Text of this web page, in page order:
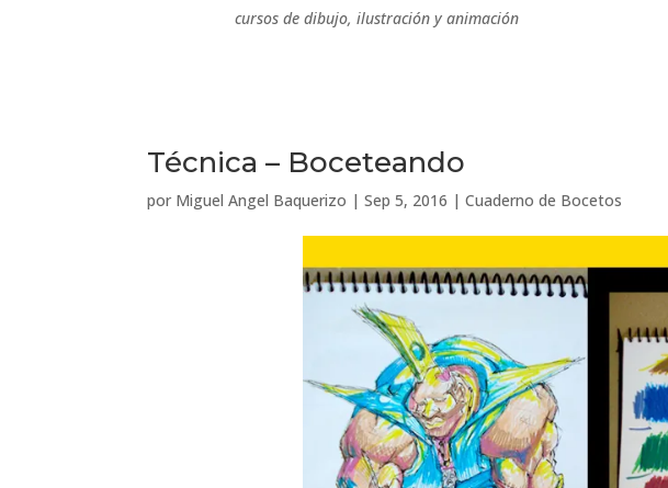
cursos de dibujo, ilustración y animación
Técnica – Boceteando
por Miguel Angel Baquerizo |Sep 5, 2016 |Cuaderno de Bocetos